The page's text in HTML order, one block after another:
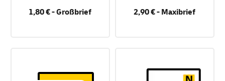
1,80 € - Großbrief 2,90 € - Maxibrief